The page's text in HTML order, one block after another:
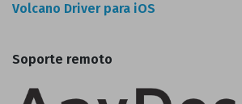
Volcano Driver para iOS
Soporte remoto